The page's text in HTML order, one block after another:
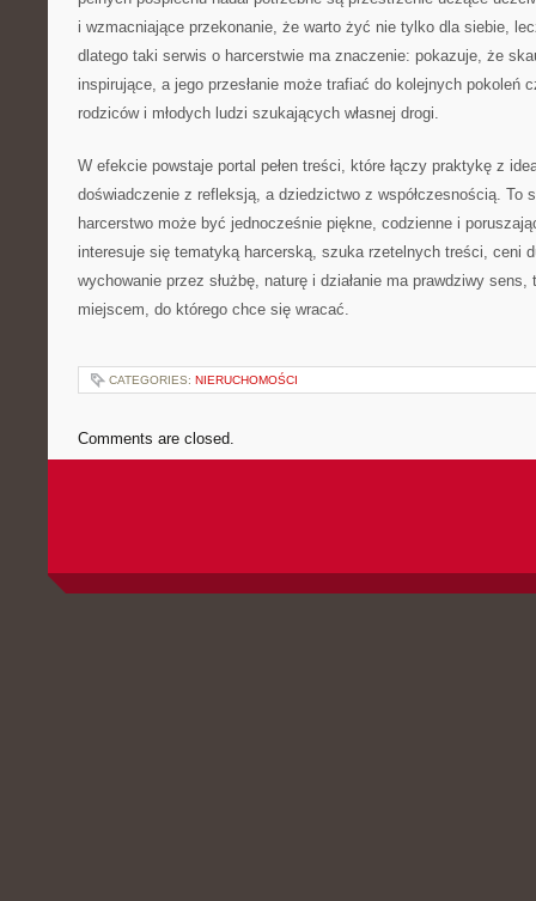
i wzmacniające przekonanie, że warto żyć nie tylko dla siebie,
dlatego taki serwis o harcerstwie ma znaczenie: pokazuje, że
inspirujące, a jego przesłanie może trafiać do kolejnych pokoleń
rodziców i młodych ludzi szukających własnej drogi.
W efekcie powstaje portal pełen treści, które łączy praktykę z
doświadczenie z refleksją, a dziedzictwo z współczesnością. To
harcerstwo może być jednocześnie piękne, codzienne i
interesuje się tematyką harcerską, szuka rzetelnych treści, ceni
wychowanie przez służbę, naturę i działanie ma prawdziwy
miejscem, do którego chce się wracać.
CATEGORIES: NIERUCHOMOŚCI
Comments are closed.